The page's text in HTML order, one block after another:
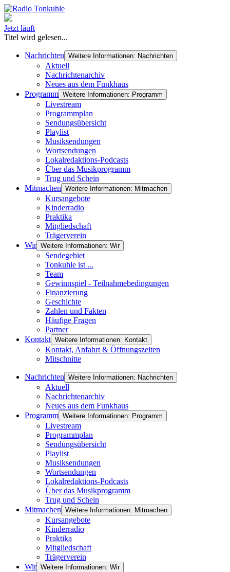
Jetzt läuft
Titel wird gelesen...
Nachrichten Weitere Informationen: Nachrichten
Aktuell
Nachrichtenarchiv
Neues aus dem Funkhaus
Programm Weitere Informationen: Programm
Livestream
Programmplan
Sendungsübersicht
Playlist
Musiksendungen
Wortsendungen
Lokalredaktions-Podcasts
Über das Musikprogramm
Trug und Schein
Mitmachen Weitere Informationen: Mitmachen
Kursangebote
Kinderradio
Praktika
Mitgliedschaft
Trägerverein
Wir Weitere Informationen: Wir
Sendegebiet
Tonkuhle ist ...
Team
Gewinnspiel - Teilnahmebedingungen
Finanzierung
Geschichte
Zahlen und Fakten
Häufige Fragen
Partner
Kontakt Weitere Informationen: Kontakt
Kontakt, Anfahrt & Öffnungszeiten
Mitschnitte
Nachrichten Weitere Informationen: Nachrichten
Aktuell
Nachrichtenarchiv
Neues aus dem Funkhaus
Programm Weitere Informationen: Programm
Livestream
Programmplan
Sendungsübersicht
Playlist
Musiksendungen
Wortsendungen
Lokalredaktions-Podcasts
Über das Musikprogramm
Trug und Schein
Mitmachen Weitere Informationen: Mitmachen
Kursangebote
Kinderradio
Praktika
Mitgliedschaft
Trägerverein
Wir Weitere Informationen: Wir